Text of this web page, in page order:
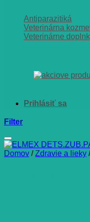
Antiparazitiká
Veterinárna
Veterinárne
Filter
Domov / Zdravie a lieky /